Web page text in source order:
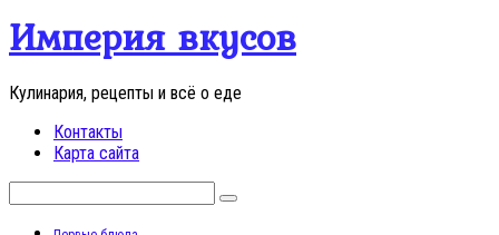
Перейти
контенту
Империя вкусов
Кулинария, рецепты и всё о еде
Контакты
Карта сайта